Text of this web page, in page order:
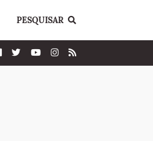
PESQUISAR